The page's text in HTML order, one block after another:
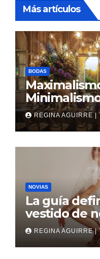
Más artículos
BODAS
revés
REGINA AGUIRRE |
NOVIAS
La guía
vestido de
REGINA AGUIRRE |